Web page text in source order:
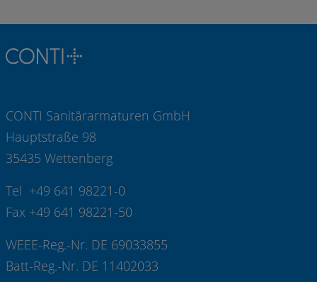
CONTI Sanitärarmaturen GmbH
Hauptstraße 98
35435 Wettenberg
Tel +49 641 98221-0
Fax +49 641 98221-50
WEEE-Reg.-Nr. DE 69033855
Batt-Reg.-Nr. DE 11402033